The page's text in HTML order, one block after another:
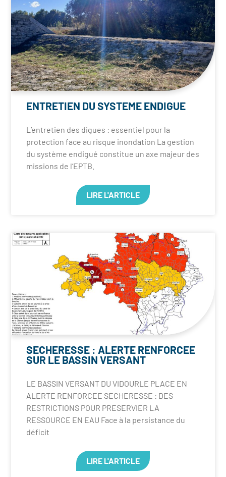
ENTRETIEN DU SYSTEME ENDIGUE
L’entretien des digues : essentiel pour la
protection face au risque inondation La gestion
du système endigué constitue un axe majeur des
missions de l’EPTB.
LIRE L'ARTICLE
SECHERESSE : ALERTE RENFORCEE
SUR LE BASSIN VERSANT
LE BASSIN VERSANT DU VIDOURLE PLACE EN
ALERTE RENFORCEE SECHERESSE : DES
RESTRICTIONS POUR PRESERVIER LA
RESSOURCE EN EAU Face à la persistance du
déficit
LIRE L'ARTICLE